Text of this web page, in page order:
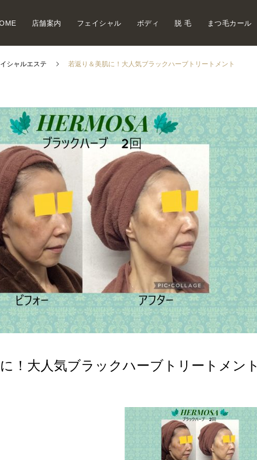
店舗案内 フェイシャル ボディ 脱 毛 まつ毛カール
シャルエステ 若返り＆美肌に！大人気ブラックハーブトリートメント
！大人気ブラックハーブトリートメント